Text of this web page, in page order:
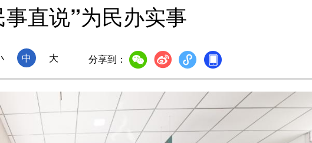
事直说”为民办实事
中 大 分享到：